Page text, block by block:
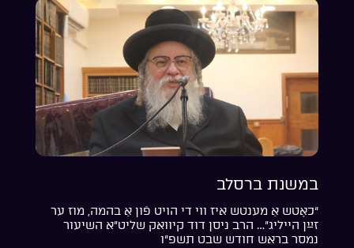
במשנת ברסלב
“כאָטש אַ מענטש איז ווי די הויט פֿון אַ בהמה, מוז ער
זײַן הייליג”… הרב ניסן דוד קיוואק שליט”א השיעור
נמסר בראש חודש שבט תשפ”ו